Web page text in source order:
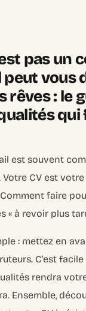
pas un
peut vous
rêves : le
qui
est souvent
CV est
faire
« à revoir plus
: mettez en
C’est
rendra
Ensemble,